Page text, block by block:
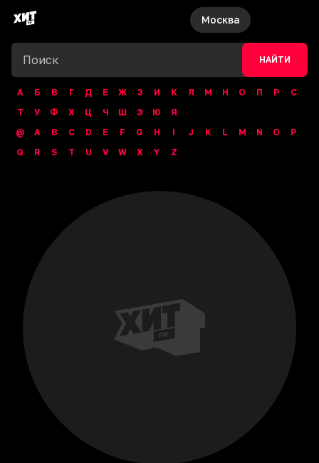
Москва
НАЙТИ
А Б В Г Д Е Ж З И К Л М Н О П Р
С
Т
У Ф Х Ц Ч Ш Э Ю
Я
@
A B C D E F G H I J K L M N O
P
Q
R S T U V W X Y Z